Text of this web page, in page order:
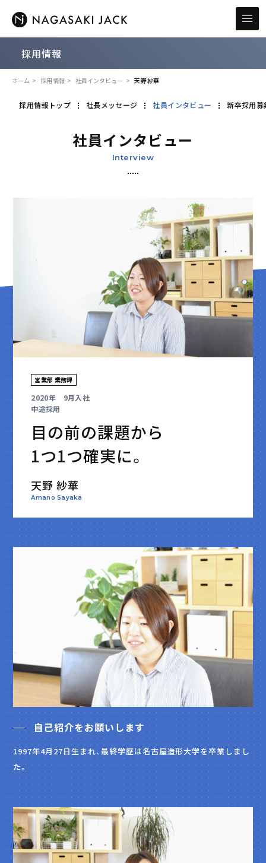
採用情報
ホーム 採用情報 社員インタビュー 天野 紗華
採用情報トップ 社長メッセージ 社員インタビュー 新卒採用募
社員インタビュー
Interview
営業部 業務課
2020年 9月入社
中途採用
目の前の課題から
1つ1つ確実に。
天野 紗華
Amano Sayaka
自己紹介をお願いします
1997年4月27日生まれ、最終学歴は名古屋造形大学を卒業しまし
た。